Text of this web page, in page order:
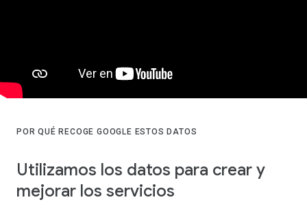
POR QUÉ RECOGE GOOGLE ESTOS DATOS
Utilizamos los datos para crear y
mejorar los servicios